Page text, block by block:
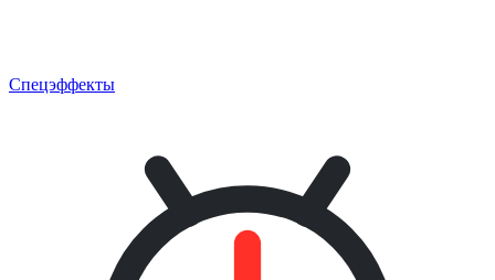
Спецэффекты